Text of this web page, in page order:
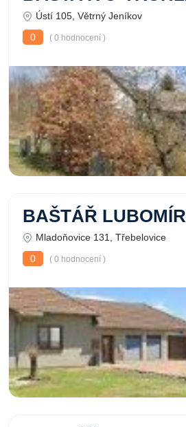
Ústí 105, Větrný Jeníkov
0
( 0 hodnocení )
BAŠTÁŘ LUBOMÍR
Mladoňovice 131, Třebelovice
0
( 0 hodnocení )